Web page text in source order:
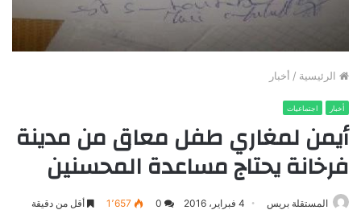
الرئيسية / أخبار
أخبار اجتماعيات
أيمن لمغاري طفل معاق من مدينة
فرخانة يحتاج مساعدة المحسنين
المستقلة بريس 4 فبراير، 2016 0 1٬657 أقل من دقيقة